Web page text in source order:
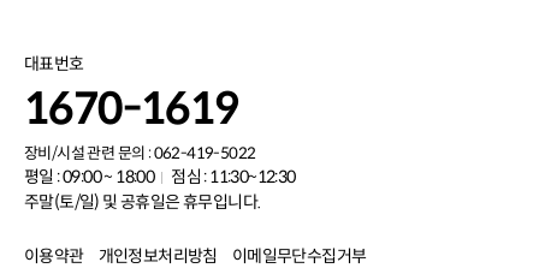
대표번호
1670-1619
장비/시설 관련 문의 : 062-419-5022
평일 : 09:00 ~ 18:00
점심 : 11:30~12:30
주말(토/일) 및 공휴일은 휴무입니다.
이용약관 개인정보처리방침
이메일무단수집거부